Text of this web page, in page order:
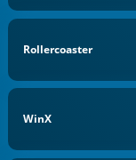
Rollercoaster
WinX